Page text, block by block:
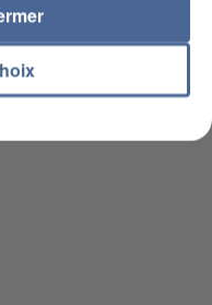
et PDF et 5Mo pour les